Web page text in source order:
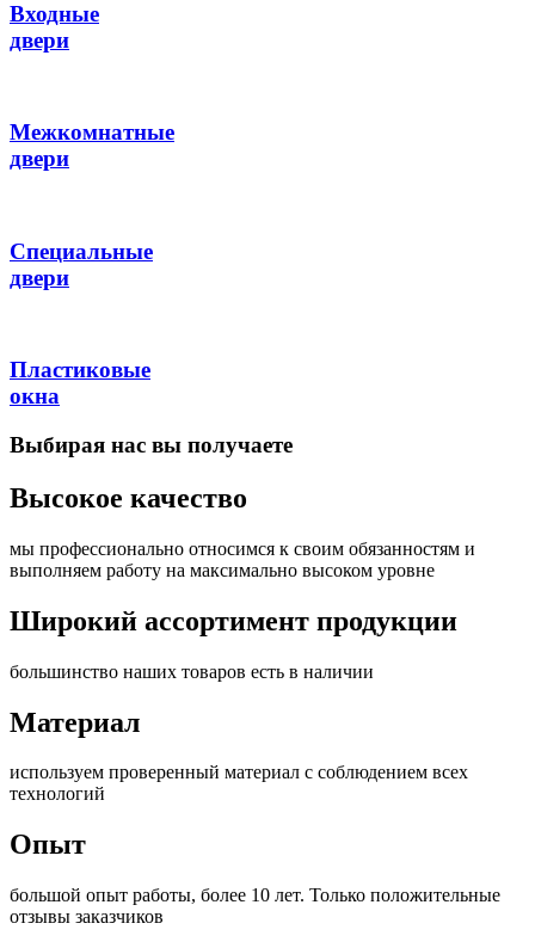
Входные
двери
Межкомнатные
двери
Специальные
двери
Пластиковые
окна
Выбирая нас вы получаете
Высокое качество
мы профессионально относимся к своим обязанностям и
выполняем работу на максимально высоком уровне
Широкий ассортимент продукции
большинство наших товаров есть в наличии
Материал
используем проверенный материал с соблюдением всех
технологий
Опыт
большой опыт работы, более 10 лет. Только положительные
отзывы заказчиков